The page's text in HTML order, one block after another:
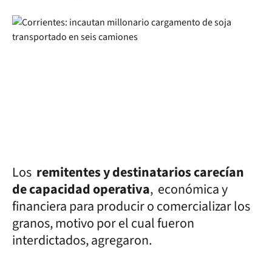
Los remitentes y destinatarios carecían
de capacidad operativa, económica y
financiera para producir o comercializar los
granos, motivo por el cual fueron
interdictados, agregaron.